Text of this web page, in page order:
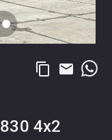
content_copy email
4x2